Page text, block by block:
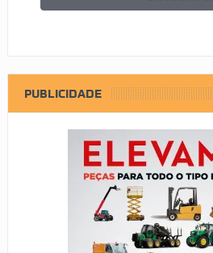
PUBLICIDADE